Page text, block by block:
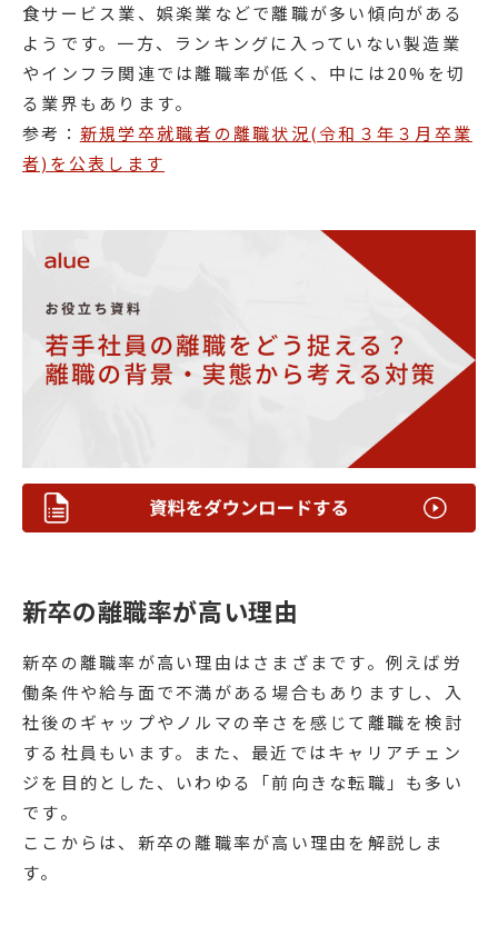
食サービス業、娯楽業などで離職が多い傾向がある
ようです。一方、ランキングに入っていない製造業
やインフラ関連では離職率が低く、中には20%を切
る業界もあります。
参考： 新規学卒就職者の離職状況(令和３年３月卒業
者)を公表します
新卒の離職率が高い理由
新卒の離職率が高い理由はさまざまです。例えば労
働条件や給与面で不満がある場合もありますし、入
社後のギャップやノルマの辛さを感じて離職を検討
する社員もいます。また、最近ではキャリアチェン
ジを目的とした、いわゆる「前向きな転職」も多い
です。
ここからは、新卒の離職率が高い理由を解説しま
す。